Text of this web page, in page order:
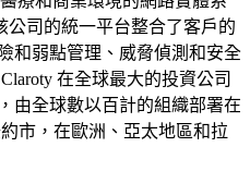
司的統一平台整合了客戶的
和弱點管理、威脅偵測和安全
在全球最大的投資公司
由全球數以百計的組織部署在
市，在歐洲、亞太地區和拉